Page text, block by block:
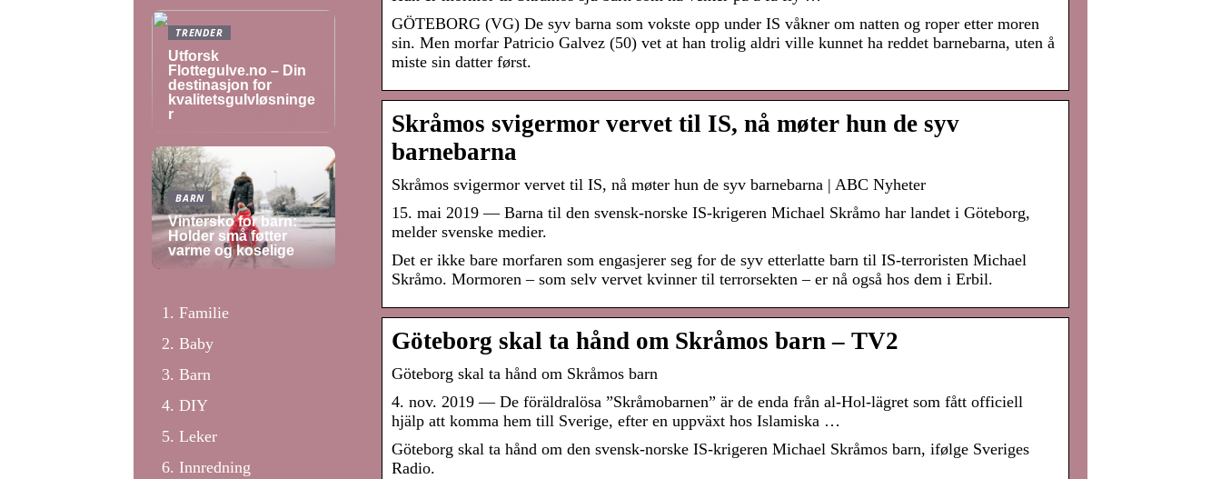
GÖTEBORG (VG) De syv barna som vokste opp under IS våkner om natten og roper etter moren
sin. Men morfar Patricio Galvez (50) vet at han trolig aldri ville kunnet ha reddet barnebarna, uten å
miste sin datter først.
Skråmos svigermor vervet til IS, nå møter hun de syv
barnebarna
Skråmos svigermor vervet til IS, nå møter hun de syv barnebarna | ABC Nyheter
15. mai 2019 — Barna til den svensk-norske IS-krigeren Michael Skråmo har landet i Göteborg,
melder svenske medier.
Det er ikke bare morfaren som engasjerer seg for de syv etterlatte barn til IS-terroristen Michael
Skråmo. Mormoren – som selv vervet kvinner til terrorsekten – er nå også hos dem i Erbil.
Göteborg skal ta hånd om Skråmos barn – TV2
Göteborg skal ta hånd om Skråmos barn
4. nov. 2019 — De föräldralösa ”Skråmobarnen” är de enda från al-Hol-lägret som fått officiell
hjälp att komma hem till Sverige, efter en uppväxt hos Islamiska …
Göteborg skal ta hånd om den svensk-norske IS-krigeren Michael Skråmos barn, ifølge Sveriges
Radio.
TRENDER
Utforsk
Flottegulve.no – Din
destinasjon for
kvalitetsgulvløsninge
r
BARN
Vintersko for barn:
Holder små føtter
varme og koselige
Familie
Baby
Barn
DIY
Leker
Innredning